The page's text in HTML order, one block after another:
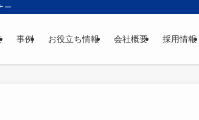
ー
事例 お役立ち情報 会社概要 採用情報